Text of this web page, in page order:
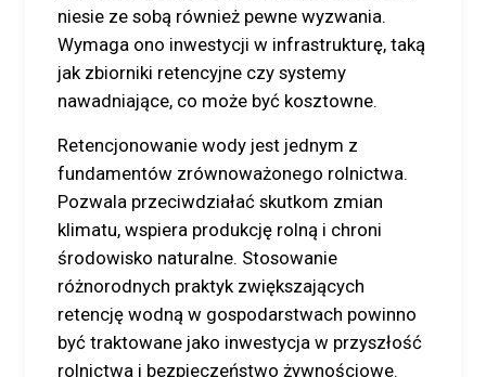
niesie ze sobą również pewne wyzwania.
Wymaga ono inwestycji w infrastrukturę, taką
jak zbiorniki retencyjne czy systemy
nawadniające, co może być kosztowne.
Retencjonowanie wody jest jednym z
fundamentów zrównoważonego rolnictwa.
Pozwala przeciwdziałać skutkom zmian
klimatu, wspiera produkcję rolną i chroni
środowisko naturalne. Stosowanie
różnorodnych praktyk zwiększających
retencję wodną w gospodarstwach powinno
być traktowane jako inwestycja w przyszłość
rolnictwa i bezpieczeństwo żywnościowe.